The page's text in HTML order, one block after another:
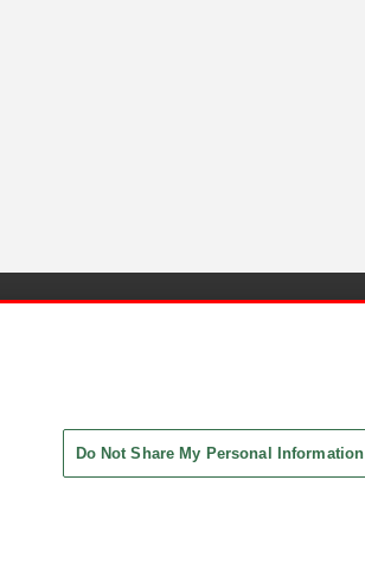
Do Not Share My Personal Information